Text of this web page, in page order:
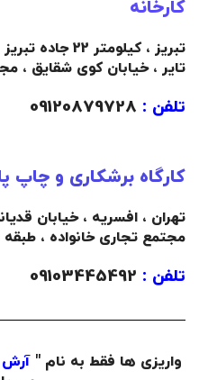
کارخانه
تبریز ،
تایر ، خیابان کوی شقایق ،
تلفن :
کارگاه برشکاری و چاپ
تهران ، افسریه ، خیابان
مجتمع تجاری خانواده ، طبقه
تلفن :
واریزی ها فقط به نام " آرش